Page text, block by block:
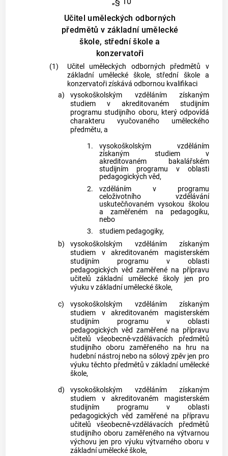
Učitel uměleckých odborných
předmětů v základní umělecké
škole, střední škole a
konzervatoři
(1)
Učitel uměleckých odborných předmětů v
základní umělecké škole, střední škole a
konzervatoři získává odbornou kvalifikaci
a)
vysokoškolským vzděláním získaným
studiem v akreditovaném studijním
programu studijního oboru, který odpovídá
charakteru vyučovaného uměleckého
předmětu, a
1.
vysokoškolským vzděláním
získaným studiem v
akreditovaném bakalářském
studijním programu v oblasti
pedagogických věd,
2.
vzděláním v programu
celoživotního vzdělávání
uskutečňovaném vysokou školou
a zaměřeném na pedagogiku,
nebo
3.
studiem pedagogiky,
b)
vysokoškolským vzděláním získaným
studiem v akreditovaném magisterském
studijním programu v oblasti
pedagogických věd zaměřené na přípravu
učitelů základní umělecké školy jen pro
výuku v základní umělecké škole,
c)
vysokoškolským vzděláním získaným
studiem v akreditovaném magisterském
studijním programu v oblasti
pedagogických věd zaměřené na přípravu
učitelů všeobecně-vzdělávacích předmětů
studijního oboru zaměřeného na hru na
hudební nástroj nebo na sólový zpěv jen pro
výuku těchto předmětů v základní umělecké
škole,
d)
vysokoškolským vzděláním získaným
studiem v akreditovaném magisterském
studijním programu v oblasti
pedagogických věd zaměřené na přípravu
učitelů všeobecně-vzdělávacích předmětů
studijního oboru zaměřeného na výtvarnou
výchovu jen pro výuku výtvarného oboru v
základní umělecké škole,